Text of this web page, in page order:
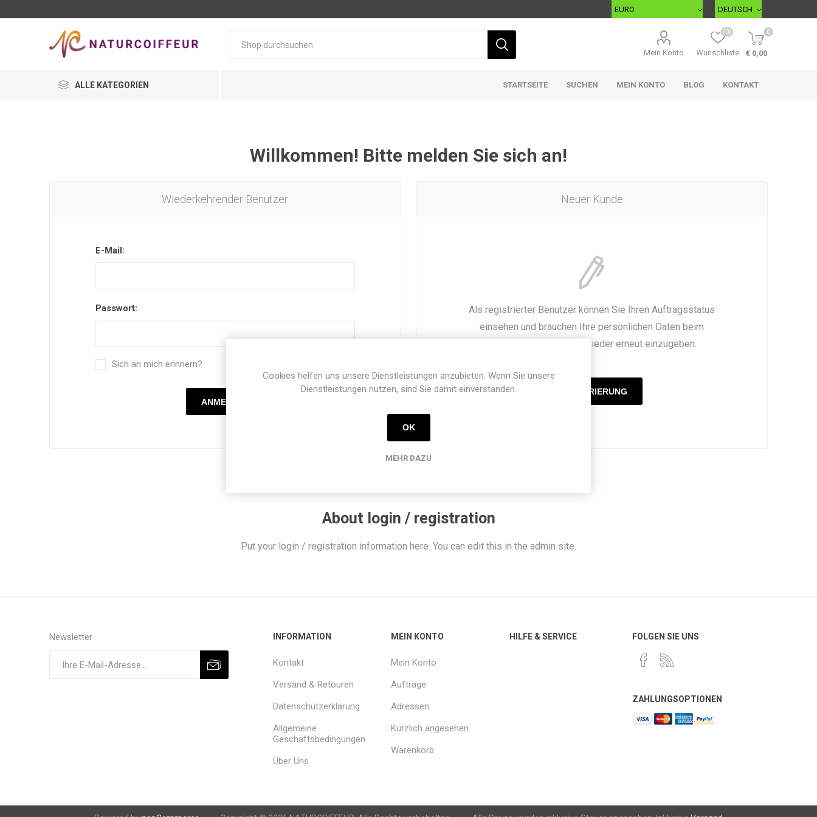
Mein Konto Wunschliste
(0) 0
€ 0,00
ALLE KATEGORIEN STARTSEITE SUCHEN MEIN KONTO BLOG KONTAKT
Willkommen! Bitte melden Sie sich an!
Neuer Kunde
Als registrierter Benutzer können Sie Ihren Auftragsstatus
einsehen und brauchen Ihre persönlichen Daten beim
nächsten Einkauf nicht wieder erneut einzugeben.
Wiederkehrender Benutzer
E-Mail:
Passwort:
Sich an mich erinnern?
About login / registration
Put your login / registration information here. You can edit this in the admin site.
Newsletter INFORMATION
Kontakt
Versand & Retouren
Datenschutzerklärung
Allgemeine
Geschäftsbedingungen
Über Uns
MEIN KONTO
Mein Konto
Aufträge
Adressen
Kürzlich angesehen
Warenkorb
HILFE & SERVICE FOLGEN SIE UNS
ZAHLUNGSOPTIONEN
Cookies helfen uns unsere Dienstleistungen anzubieten. Wenn Sie unsere
Dienstleistungen nutzen, sind Sie damit einverstanden.
OK
MEHR DAZU